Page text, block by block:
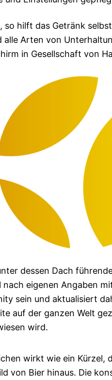
hilft das Getränk
alle Arten von
in Gesellschaft von
dessen Dach
nach eigenen Angaben
sein und aktualisiert
auf der ganzen Welt
wird.
wirkt wie ein Kürzel,
von Bier hinaus. Die